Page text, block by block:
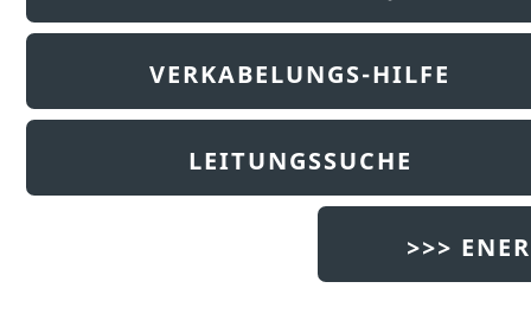
VERKABELUNGS-HILFE
LEITUNGSSUCHE
>>>